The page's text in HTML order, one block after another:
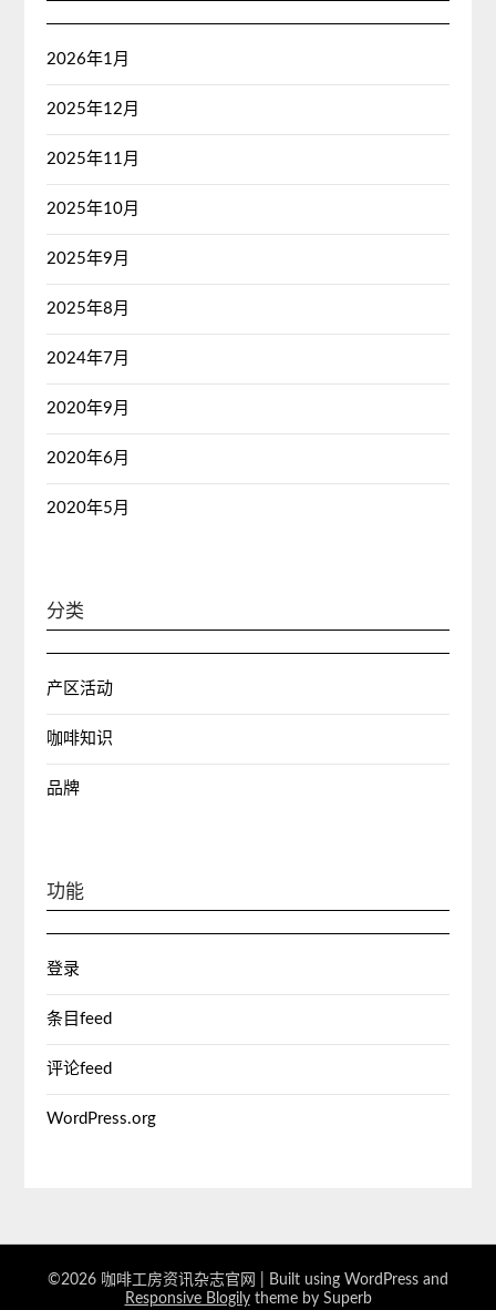
2026年1月
2025年12月
2025年11月
2025年10月
2025年9月
2025年8月
2024年7月
2020年9月
2020年6月
2020年5月
分类
产区活动
咖啡知识
品牌
功能
登录
条目feed
评论feed
WordPress.org
©2026 咖啡工房资讯杂志官网
| Built using WordPress and
Responsive Blogilytheme by Superb